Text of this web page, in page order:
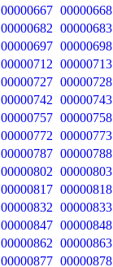
00000667 00000668
00000682 00000683
00000697 00000698
00000712 00000713
00000727 00000728
00000742 00000743
00000757 00000758
00000772 00000773
00000787 00000788
00000802 00000803
00000817 00000818
00000832 00000833
00000847 00000848
00000862 00000863
00000877 00000878